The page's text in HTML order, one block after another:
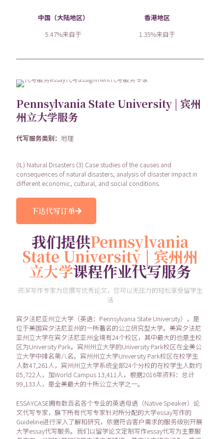
中国（大陆地区）
5.47%来自于
香港地区
1.35%来自于
Pennsylvania State University | 宾州
州立大学服务
代写服务类别： 地理
(IL) Natural Disasters (3) Case studies of the causes and
consequences of natural disasters; analysis of disaster impact in
different economic, cultural, and social conditions.
下达代写订单
我们提供Pennsylvania
State University | 宾州州
立大学课程作业代写服务
资深写作专家为您撰写优秀论文，您可以无压力的轻松享受留学生
活
宾夕法尼亚州立大学（英语：Pennsylvania State University），是
位于美国宾夕法尼亚州的一所著名的公立研究型大学。美宾夕法尼
亚州立大学在宾夕法尼亚州全境有24个校区，其中最大的也是主校
区为University Park。宾州州立大学的University Park校区在全美公
立大学中排名第八名。宾州州立大学University Park校区在校学生
人数47,261人，宾州州立大学系统全部24个分校的在校学生人数约
85,722人，加World Campus 13,411人，根据2016年资料：总计
99,133人，是全美最大的十所公立大学之一。
ESSAYCASE拥有数百名各个专业的英语母语（Native Speaker）论
文代写专家，旗下所有代写专家针对所分配的大学essay写作的
Guideline进行深入了解和研究，依据符合客户需求的服务级别开展
大学essay代写服务。我们以留学论文定制写作essay代写为主要服